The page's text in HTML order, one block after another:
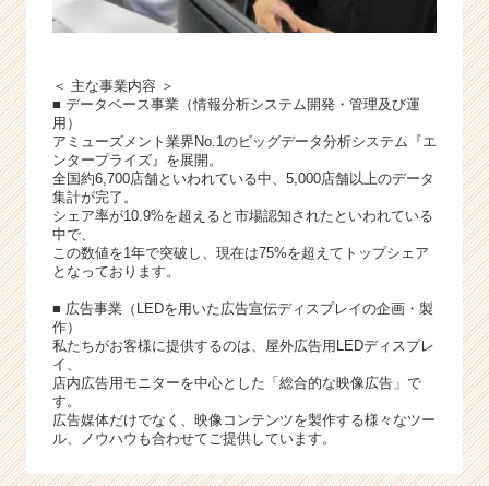
＜ 主な事業内容 ＞
■ データベース事業（情報分析システム開発・管理及び運
用）
アミューズメント業界No.1のビッグデータ分析システム『エ
ンタープライズ』を展開。
全国約6,700店舗といわれている中、5,000店舗以上のデータ
集計が完了。
シェア率が10.9%を超えると市場認知されたといわれている
中で、
この数値を1年で突破し、現在は75%を超えてトップシェア
となっております。
■ 広告事業（LEDを用いた広告宣伝ディスプレイの企画・製
作）
私たちがお客様に提供するのは、屋外広告用LEDディスプレ
イ、
店内広告用モニターを中心とした「総合的な映像広告」で
す。
広告媒体だけでなく、映像コンテンツを製作する様々なツー
ル、ノウハウも合わせてご提供しています。